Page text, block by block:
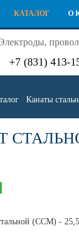
КАТАЛОГ О
+7 (831) 413-
/ Канаты